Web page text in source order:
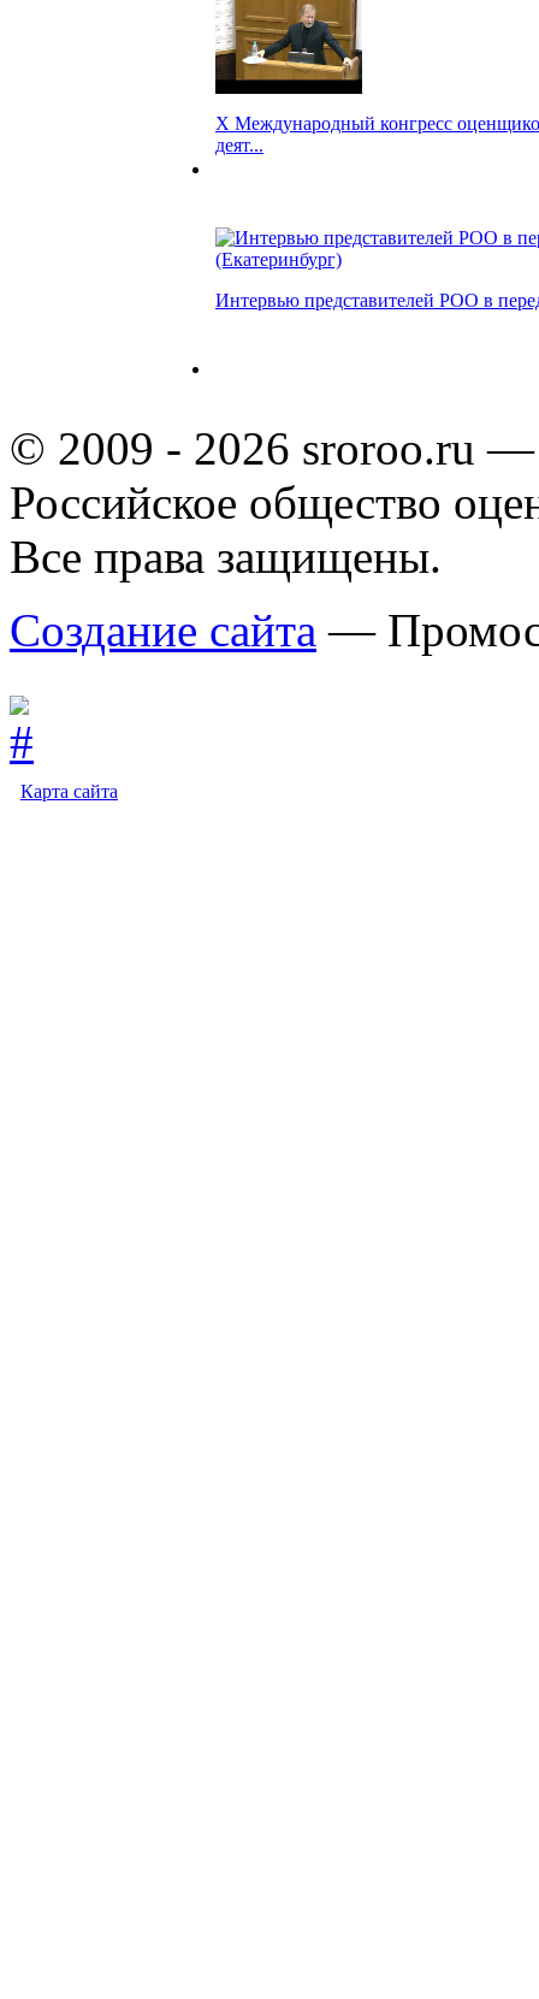
Х Международный конгресс
деят...
Интервью представителей РОО в
© 2009 - 2026 sroroo.ru —
Российское общество
Все права защищены.
Создание сайта —
Карта сайта